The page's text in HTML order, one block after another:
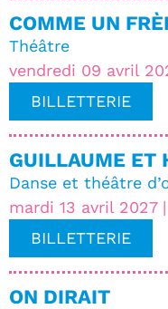
vendredi 09 avril
COMME UN
Théâtre
BILLETTERIE
mardi 13 avril 2027
GUILLAUME ET
Danse et théâtre
BILLETTERIE
ON DIRAIT